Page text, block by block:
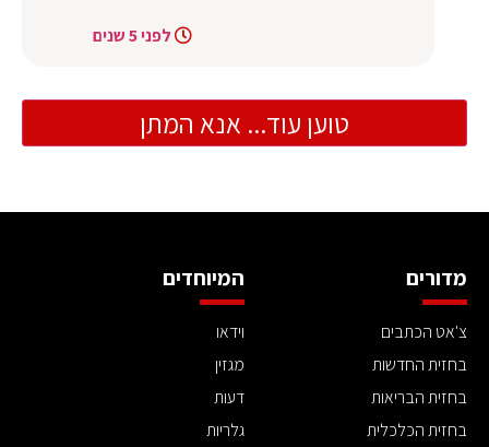
לפני 5 שנים
טוען עוד... אנא המתן
מדורים
צ'אט הכתבים
בחזית החדשות
בחזית הבריאות
בחזית הכלכלית
המיוחדים
וידאו
מגזין
דעות
גלריות